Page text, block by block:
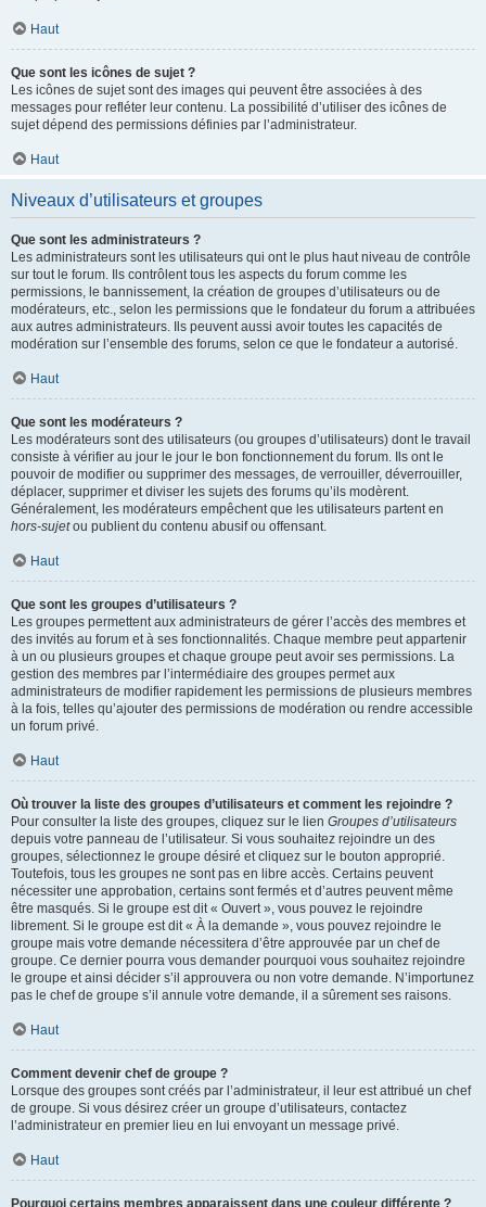
Haut
Que sont les icônes de sujet ?
Les icônes de sujet sont des images qui peuvent être associées à des
messages pour refléter leur contenu. La possibilité d’utiliser des icônes de
sujet dépend des permissions définies par l’administrateur.
Haut
Niveaux d’utilisateurs et groupes
Que sont les administrateurs ?
Les administrateurs sont les utilisateurs qui ont le plus haut niveau de contrôle
sur tout le forum. Ils contrôlent tous les aspects du forum comme les
permissions, le bannissement, la création de groupes d’utilisateurs ou de
modérateurs, etc., selon les permissions que le fondateur du forum a attribuées
aux autres administrateurs. Ils peuvent aussi avoir toutes les capacités de
modération sur l’ensemble des forums, selon ce que le fondateur a autorisé.
Haut
Que sont les modérateurs ?
Les modérateurs sont des utilisateurs (ou groupes d’utilisateurs) dont le travail
consiste à vérifier au jour le jour le bon fonctionnement du forum. Ils ont le
pouvoir de modifier ou supprimer des messages, de verrouiller, déverrouiller,
déplacer, supprimer et diviser les sujets des forums qu’ils modèrent.
Généralement, les modérateurs empêchent que les utilisateurs partent en
hors-sujetou publient du contenu abusif ou offensant.
Haut
Que sont les groupes d’utilisateurs ?
Les groupes permettent aux administrateurs de gérer l’accès des membres et
des invités au forum et à ses fonctionnalités. Chaque membre peut appartenir
à un ou plusieurs groupes et chaque groupe peut avoir ses permissions. La
gestion des membres par l’intermédiaire des groupes permet aux
administrateurs de modifier rapidement les permissions de plusieurs membres
à la fois, telles qu’ajouter des permissions de modération ou rendre accessible
un forum privé.
Haut
Où trouver la liste des groupes d’utilisateurs et comment les rejoindre ?
Pour consulter la liste des groupes, cliquez sur le lien Groupes d’utilisateurs
depuis votre panneau de l’utilisateur. Si vous souhaitez rejoindre un des
groupes, sélectionnez le groupe désiré et cliquez sur le bouton approprié.
Toutefois, tous les groupes ne sont pas en libre accès. Certains peuvent
nécessiter une approbation, certains sont fermés et d’autres peuvent même
être masqués. Si le groupe est dit « Ouvert », vous pouvez le rejoindre
librement. Si le groupe est dit « À la demande », vous pouvez rejoindre le
groupe mais votre demande nécessitera d’être approuvée par un chef de
groupe. Ce dernier pourra vous demander pourquoi vous souhaitez rejoindre
le groupe et ainsi décider s’il approuvera ou non votre demande. N’importunez
pas le chef de groupe s’il annule votre demande, il a sûrement ses raisons.
Haut
Comment devenir chef de groupe ?
Lorsque des groupes sont créés par l’administrateur, il leur est attribué un chef
de groupe. Si vous désirez créer un groupe d’utilisateurs, contactez
l’administrateur en premier lieu en lui envoyant un message privé.
Haut
Pourquoi certains membres apparaissent dans une couleur différente ?